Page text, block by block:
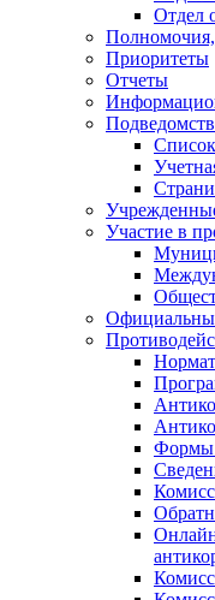
Отдел
Приоритеты
Отчеты
Участие в
Формы